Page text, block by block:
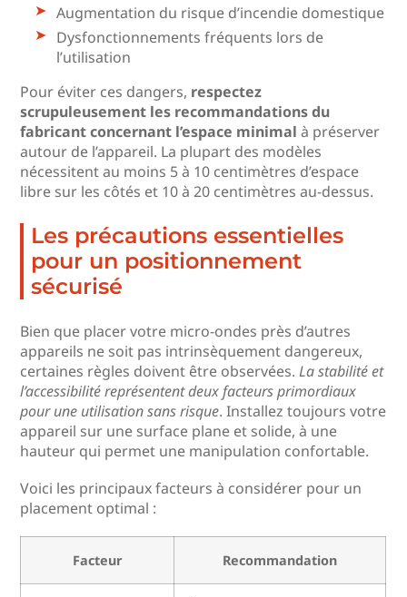
Augmentation du risque d’incendie domestique
Dysfonctionnements fréquents lors de
l’utilisation
Pour éviter ces dangers, respectez
scrupuleusement les recommandations du
fabricant concernant l’espace minimal à préserver
autour de l’appareil. La plupart des modèles
nécessitent au moins 5 à 10 centimètres d’espace
libre sur les côtés et 10 à 20 centimètres au-dessus.
Les précautions essentielles
pour un positionnement
sécurisé
Bien que placer votre micro-ondes près d’autres
appareils ne soit pas intrinsèquement dangereux,
certaines règles doivent être observées.La stabilité et
l’accessibilité représentent deux facteurs primordiaux
pour une utilisation sans risque. Installez toujours votre
appareil sur une surface plane et solide, à une
hauteur qui permet une manipulation confortable.
Voici les principaux facteurs à considérer pour un
placement optimal :
Facteur Recommandation